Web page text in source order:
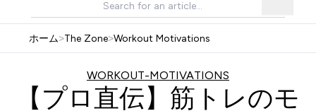
ホーム>The Zone>Workout Motivations
WORKOUT-MOTIVATIONS
【プロ直伝】筋トレのモ